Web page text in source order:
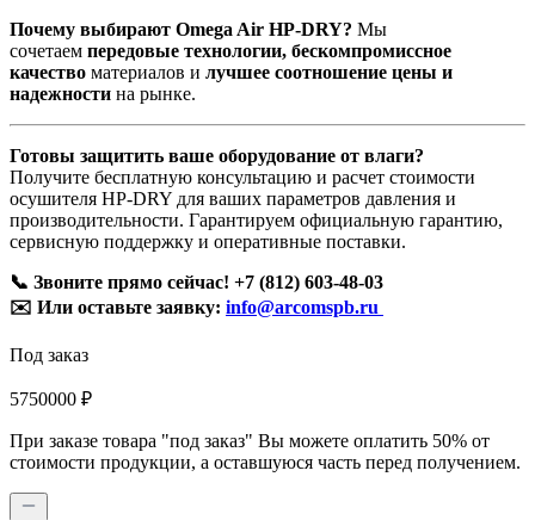
Почему выбирают Omega Air HP-DRY? Мы
сочетаем передовые технологии, бескомпромиссное
качество материалов и лучшее соотношение цены и
надежности на рынке.
Готовы защитить ваше оборудование от влаги?
Получите бесплатную консультацию и расчет стоимости
осушителя HP-DRY для ваших параметров давления и
производительности. Гарантируем официальную гарантию,
сервисную поддержку и оперативные поставки.
📞 Звоните прямо сейчас! +7 (812) 603-48-03
✉️ Или оставьте заявку: info@arcomspb.ru
Под заказ
5750000 ₽
При заказе товара "под заказ" Вы можете оплатить 50% от
стоимости продукции, а оставшуюся часть перед получением.